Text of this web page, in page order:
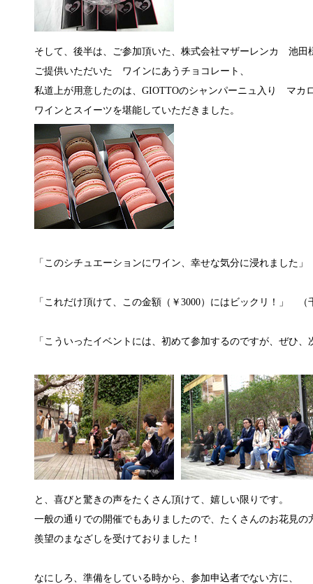
そして、後半は、ご参加頂いた、株式会社マザーレンカ 池田
ご提供いただいた ワインにあうチョコレート、
私道上が用意したのは、GIOTTOのシャンパーニュ入り マカ
ワインとスイーツを堪能していただきました。
「このシチュエーションにワイン、幸せな気分に浸れまし
「これだけ頂けて、この金額（￥3000）にはビックリ！」
「こういったイベントには、初めて参加するのですが、ぜ
と、喜びと驚きの声をたくさん頂けて、嬉しい限りです。
一般の通りでの開催でもありましたので、たくさんのお花見の
羨望のまなざしを受けておりました！
なにしろ、準備をしている時から、参加申込者でない方に、